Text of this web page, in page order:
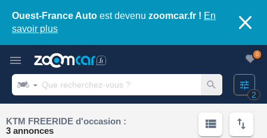
Ouest-France Auto est devenu zoomcar.fr ! En
savoir plus
2
0
KTM FREERIDE d'occasion :
3 annonces